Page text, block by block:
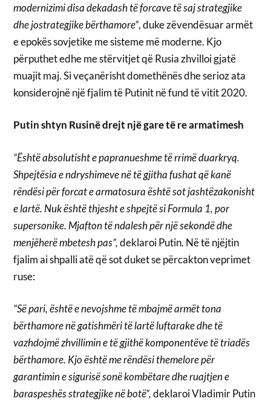
modernizimi disa dekadash të forcave të saj strategjike
dhe jostrategjike bërthamore”, duke zëvendësuar armët
e epokës sovjetike me sisteme më moderne. Kjo
përputhet edhe me stërvitjet që Rusia zhvilloi gjatë
muajit maj. Si veçanërisht domethënës dhe serioz ata
konsiderojnë një fjalim të Putinit në fund të vitit 2020.
Putin shtyn Rusinë drejt një gare të re armatimesh
“Është absolutisht e papranueshme të rrimë duarkryq.
Shpejtësia e ndryshimeve në të gjitha fushat që kanë
rëndësi për forcat e armatosura është sot jashtëzakonisht
e lartë. Nuk është thjesht e shpejtë si Formula 1, por
supersonike. Mjafton të ndalesh për një sekondë dhe
menjëherë mbetesh pas”,deklaroi Putin. Në të njëjtin
fjalim ai shpalli atë që sot duket se përcakton veprimet
ruse:
“Së pari, është e nevojshme të mbajmë armët tona
bërthamore në gatishmëri të lartë luftarake dhe të
vazhdojmë zhvillimin e të gjithë komponentëve të triadës
bërthamore. Kjo është me rëndësi themelore për
garantimin e sigurisë sonë kombëtare dhe ruajtjen e
baraspeshës strategjike në botë”,deklaroi Vladimir Putin